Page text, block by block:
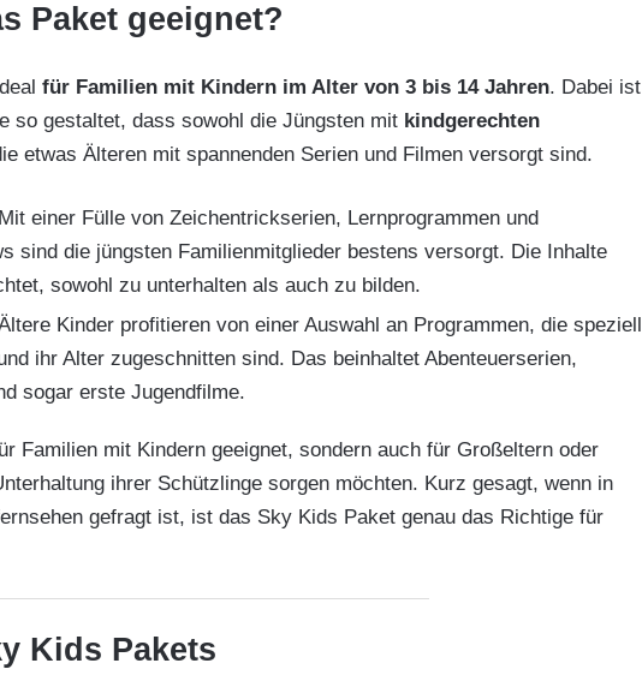
Paket geeignet?
für Familien mit Kindern im Alter von 3 bis 14 Jahren. Dabei ist
so gestaltet, dass sowohl die Jüngsten mit kindgerechten
etwas Älteren mit spannenden Serien und Filmen versorgt sind.
einer Fülle von Zeichentrickserien, Lernprogrammen und
sind die jüngsten Familienmitglieder bestens versorgt. Die Inhalte
sowohl zu unterhalten als auch zu bilden.
Kinder profitieren von einer Auswahl an Programmen, die speziell
ihr Alter zugeschnitten sind. Das beinhaltet Abenteuerserien,
sogar erste Jugendfilme.
Familien mit Kindern geeignet, sondern auch für Großeltern oder
ihrer Schützlinge sorgen möchten. Kurz gesagt, wenn in
gefragt ist, ist das Sky Kids Paket genau das Richtige für
Kids Pakets